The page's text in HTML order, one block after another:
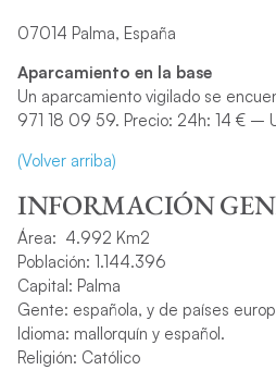
07014 Palma, España
Aparcamiento en la base
Un aparcamiento vigilado se
971 18 09 59. Precio: 24h: 14 € –
(Volver arriba)
INFORMACIÓN
Área: 4.992 Km2
Población: 1.144.396
Capital: Palma
Gente: española, y de países
Idioma: mallorquín y español.
Religión: Católico